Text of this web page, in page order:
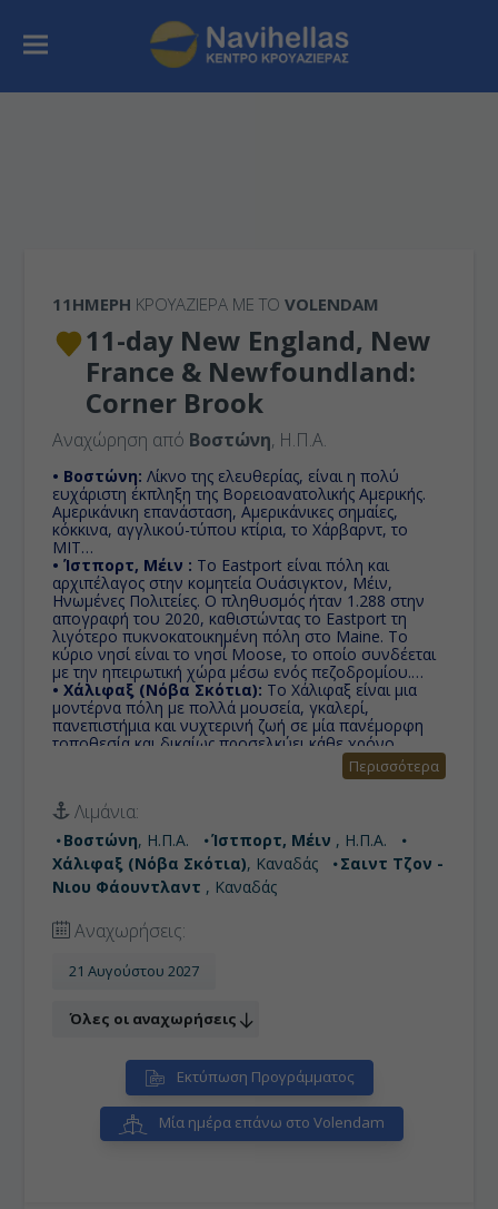
11ΉΜΕΡΗ ΚΡΟΥΑΖΙΕΡΑ ΜΕ ΤΟVOLENDAM
11-day New England, New
France & Newfoundland:
Corner Brook
Αναχώρηση από Βοστώνη, Η.Π.Α.
• Βοστώνη: Λίκνο της ελευθερίας, είναι η πολύ
ευχάριστη έκπληξη της Βορειοανατολικής Αμερικής.
Αμερικάνικη επανάσταση, Αμερικάνικες σημαίες,
κόκκινα, αγγλικού-τύπου κτίρια, το Χάρβαρντ, το
ΜΙΤ…
• Ίστπορτ, Μέιν : Το Eastport είναι πόλη και
αρχιπέλαγος στην κομητεία Ουάσιγκτον, Μέιν,
Ηνωμένες Πολιτείες. Ο πληθυσμός ήταν 1.288 στην
απογραφή του 2020, καθιστώντας το Eastport τη
λιγότερο πυκνοκατοικημένη πόλη στο Maine. Το
κύριο νησί είναι το νησί Moose, το οποίο συνδέεται
με την ηπειρωτική χώρα μέσω ενός πεζοδρομίου.
• Χάλιφαξ (Νόβα Σκότια): Το Χάλιφαξ είναι μια
μοντέρνα πόλη με πολλά μουσεία, γκαλερί,
πανεπιστήμια και νυχτερινή ζωή σε μία πανέμορφη
τοποθεσία και δικαίως προσελκύει κάθε χρόνο
Ο Άγιος
Ιωάννης είναι πόλη του Καναδά και πρωτεύουσα της
επαρχίας της Νέας Γης και Λαμπραντόρ.
Περισσότερα
Λιμάνια:
Βοστώνη, Η.Π.Α. Ίστπορτ, Μέιν , Η.Π.Α.
Χάλιφαξ (Νόβα Σκότια), Καναδάς
Σαιντ Τζον -
Νιου Φάουντλαντ , Καναδάς
Αναχωρήσεις:
21 Αυγούστου 2027
Όλες οι αναχωρήσεις
Εκτύπωση Προγράμματος
Μία ημέρα επάνω στο Volendam